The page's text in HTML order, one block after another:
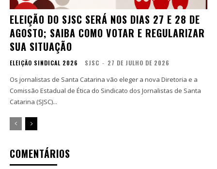
ELEIÇÃO DO SJSC SERÁ NOS DIAS 27 E 28 DE
AGOSTO; SAIBA COMO VOTAR E REGULARIZAR
SUA SITUAÇÃO
ELEIÇÃO SINDICAL 2026 SJSC - 27 DE JULHO DE 2026
Os jornalistas de Santa Catarina vão eleger a nova Diretoria e a
Comissão Estadual de Ética do Sindicato dos Jornalistas de Santa
Catarina (SJSC)...
COMENTÁRIOS